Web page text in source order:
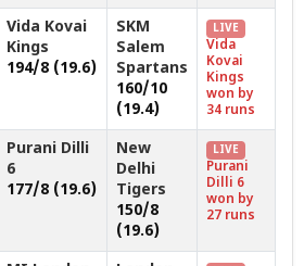
Vida Kovai
Kings
194/8 (19.6)
SKM
Salem
Spartans
160/10
(19.4)
LIVE
Vida
Kovai
Kings
won by
34 runs
Purani Dilli
6
177/8 (19.6)
New
Delhi
Tigers
150/8
(19.6)
LIVE
Purani
Dilli 6
won by
27 runs